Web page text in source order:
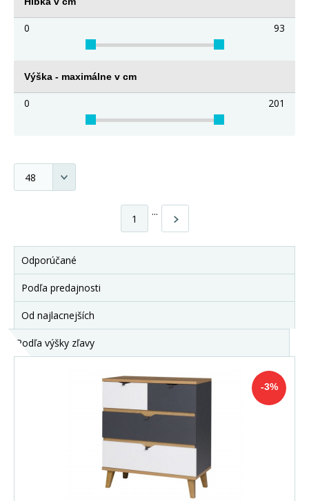
0 93
Výška - maximálne v cm
0 201
1
...
Odporúčané
Podľa predajnosti
Od najlacnejších
Podľa výšky zľavy
-3%